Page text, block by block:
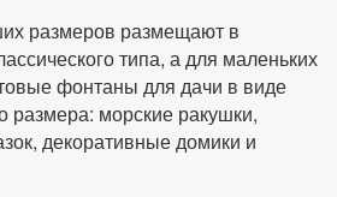
размеров размещают в
типа, а для маленьких
фонтаны для дачи в виде
размера: морские ракушки,
декоративные домики и